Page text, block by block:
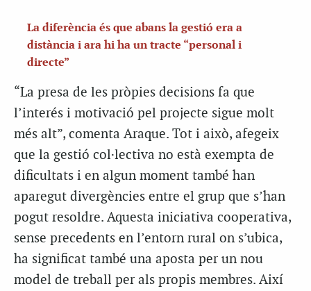
La diferència és que abans la gestió era a
distància i ara hi ha un tracte “personal i
directe”
“La presa de les pròpies decisions fa que
l’interés i motivació pel projecte sigue molt
més alt”, comenta Araque. Tot i això, afegeix
que la gestió col·lectiva no està exempta de
dificultats i en algun moment també han
aparegut divergències entre el grup que s’han
pogut resoldre. Aquesta iniciativa cooperativa,
sense precedents en l’entorn rural on s’ubica,
ha significat també una aposta per un nou
model de treball per als propis membres. Així